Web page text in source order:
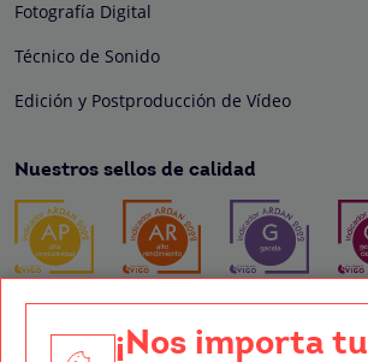
Fotografía Digital
Técnico de Sonido
Edición y Postproducción de Vídeo
Nuestros sellos de calidad
Síguenos en Redes Sociales
¡Nos importa tu